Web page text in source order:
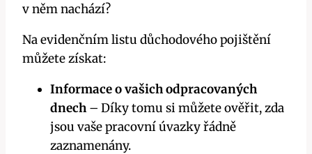
v něm nachází?
Na evidenčním listu důchodového pojištění
můžete získat:
Informace o vašich odpracovaných
dnech – Díky tomu si můžete ověřit, zda
jsou vaše pracovní úvazky řádně
zaznamenány.